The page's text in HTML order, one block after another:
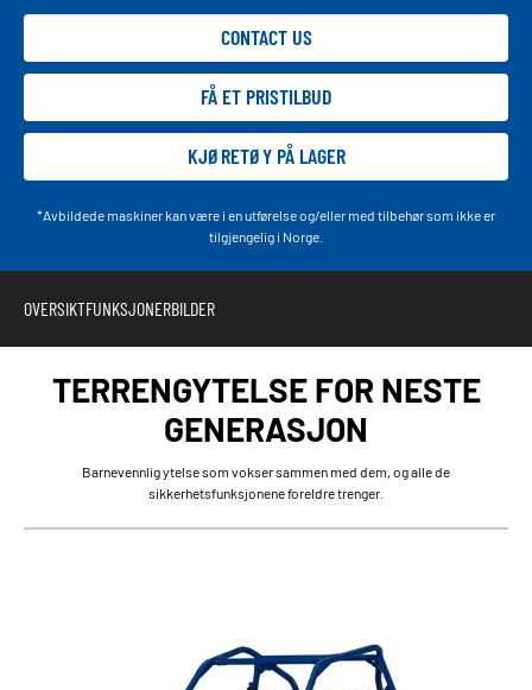
CONTACT US
FÅ ET PRISTILBUD
KJØRETØY PÅ LAGER
*Avbildede maskiner kan være i en utførelse og/eller med tilbehør som ikke er
tilgjengelig i Norge.
OVERSIKTFUNKSJONERBILDER
TERRENGYTELSE FOR NESTE
GENERASJON
Barnevennlig ytelse som vokser sammen med dem, og alle de
sikkerhetsfunksjonene foreldre trenger.